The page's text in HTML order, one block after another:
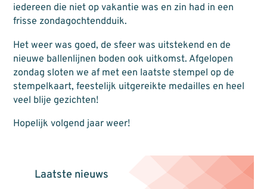
iedereen die niet op vakantie was en zin had in een
frisse zondagochtendduik.
Het weer was goed, de sfeer was uitstekend en de
nieuwe ballenlijnen boden ook uitkomst. Afgelopen
zondag sloten we af met een laatste stempel op de
stempelkaart, feestelijk uitgereikte medailles en heel
veel blije gezichten!
Hopelijk volgend jaar weer!
Laatste nieuws